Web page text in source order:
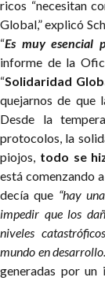
ricos “necesitan
Global,” explicó
“Es muy esencial
informe de la
“Solidaridad
quejarnos de que
Desde la
protocolos, la
piojos, todo se
está comenzando
decía que “hay
impedir que los
niveles
mundo en
generadas por